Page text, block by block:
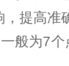
，提高准
般为7